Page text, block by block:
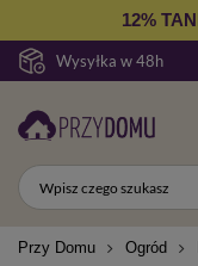
Wysyłka w 48h
12%
Przy Domu Ogród